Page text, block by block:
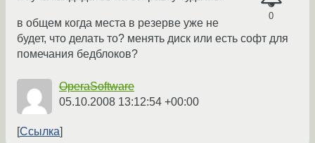
0
в общем когда места в резерве уже не
будет, что делать то? менять диск или есть софт для
помечания бедблоков?
OperaSoftware
05.10.2008 13:12:54 +00:00
Ссылка